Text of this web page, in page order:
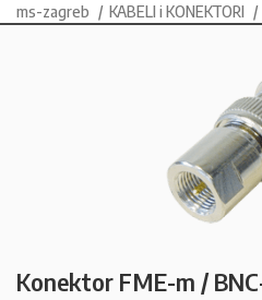
ms-zagreb KABELI i KONEKTORI
Konektor FME-m /